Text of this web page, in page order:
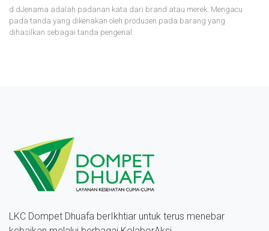
d dJenama adalah padanan kata dari brand atau merek. Mengacu
pada tanda yang dikenakan oleh produsen pada barang yang
dihasilkan sebagai tanda pengenal.
LKC Dompet Dhuafa berIkhtiar untuk terus menebar